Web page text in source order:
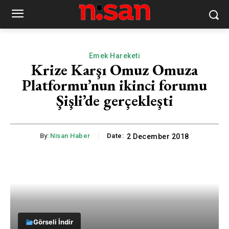
Emek Hareketi
Krize Karşı Omuz Omuza
Platformu’nun ikinci forumu
Şişli’de gerçekleşti
By: Nisan Haber Date: 2 December 2018
Görseli İndir